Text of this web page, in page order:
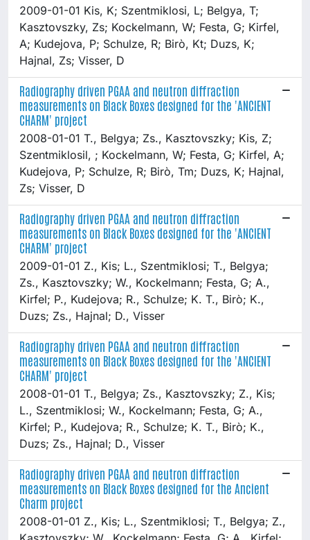
2009-01-01 Kis, K; Szentmiklosi, L; Belgya, T;
Kasztovszky, Zs; Kockelmann, W; Festa, G; Kirfel,
A; Kudejova, P; Schulze, R; Birò, Kt; Duzs, K;
Hajnal, Zs; Visser, D
Radiography driven PGAA and neutron diffraction
measurements on Black Boxes designed for the 'ANCIENT
CHARM' project
2008-01-01 T., Belgya; Zs., Kasztovszky; Kis, Z;
Szentmiklosil, ; Kockelmann, W; Festa, G; Kirfel, A;
Kudejova, P; Schulze, R; Birò, Tm; Duzs, K; Hajnal,
Zs; Visser, D
Radiography driven PGAA and neutron diffraction
measurements on Black Boxes designed for the 'ANCIENT
CHARM' project
2009-01-01 Z., Kis; L., Szentmiklosi; T., Belgya;
Zs., Kasztovszky; W., Kockelmann; Festa, G; A.,
Kirfel; P., Kudejova; R., Schulze; K. T., Birò; K.,
Duzs; Zs., Hajnal; D., Visser
Radiography driven PGAA and neutron diffraction
measurements on Black Boxes designed for the 'ANCIENT
CHARM' project
2008-01-01 T., Belgya; Zs., Kasztovszky; Z., Kis;
L., Szentmiklosi; W., Kockelmann; Festa, G; A.,
Kirfel; P., Kudejova; R., Schulze; K. T., Birò; K.,
Duzs; Zs., Hajnal; D., Visser
Radiography driven PGAA and neutron diffraction
measurements on Black Boxes designed for the Ancient
Charm project
2008-01-01 Z., Kis; L., Szentmiklosi; T., Belgya; Z.,